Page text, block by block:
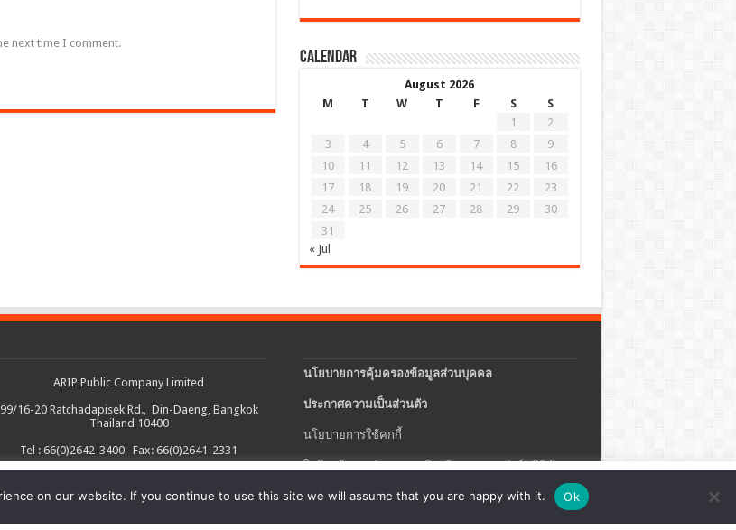
next time I comment.
Calendar
August 2026
M
T W T F S
S
1
2
3
4 5 6 7 8
9
10
11 12 13 14 15
16
17
18 19 20 21 22
23
24
25 26 27 28 29
30
31
« Jul
ARIP Public Company Limited
99/16-20 Ratchadapisek Rd., Din-Daeng, Bangkok
Thailand 10400
Tel : 66(0)2642-3400 Fax: 66(0)2641-2331
นโยบายการคุ้มครองข้อมูลส่วนบุคคล
ประกาศความเป็นส่วนตัว
นโยบายการใช้คกกี้
ใบรับแจ้งการประกอบธุรกิจบริการแพลตฟอร์มดิจิทัล
นโยบายความปลอดภัยของข้อมูลสารสนเทศ
มเติมได้ใน นโยบายคุกกี้
on our website. If you continue to use this site we will assume that you are happy with it. Ok